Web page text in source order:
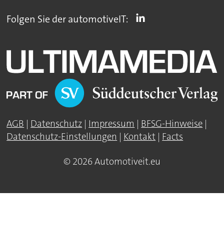
Folgen Sie der automotiveIT:
AGB | Datenschutz | Impressum | BFSG-Hinweise |
Datenschutz-Einstellungen | Kontakt | Facts
© 2026 Automotiveit.eu